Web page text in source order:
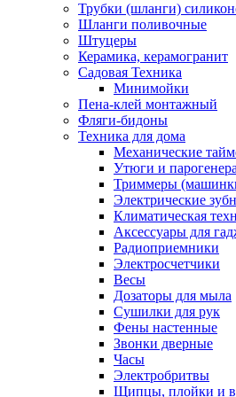
Трубки (шланги)
Шланги поливочные
Штуцеры
Керамика, керамогранит
Садовая Техника
Минимойки
Пена-клей монтажный
Фляги-бидоны
Техника для дома
Механические
Утюги и
Триммеры
Электрические
Климатическая
Аксессуары для
Радиоприемники
Электросчетчики
Весы
Дозаторы для мыла
Сушилки для рук
Фены настенные
Звонки дверные
Часы
Электробритвы
Щипцы, плойки и